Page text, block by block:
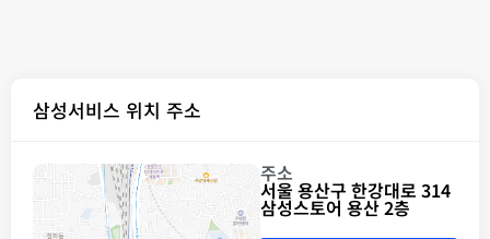
삼성서비스 위치 주소
주소
서울 용산구 한강대로 314
삼성스토어 용산 2층